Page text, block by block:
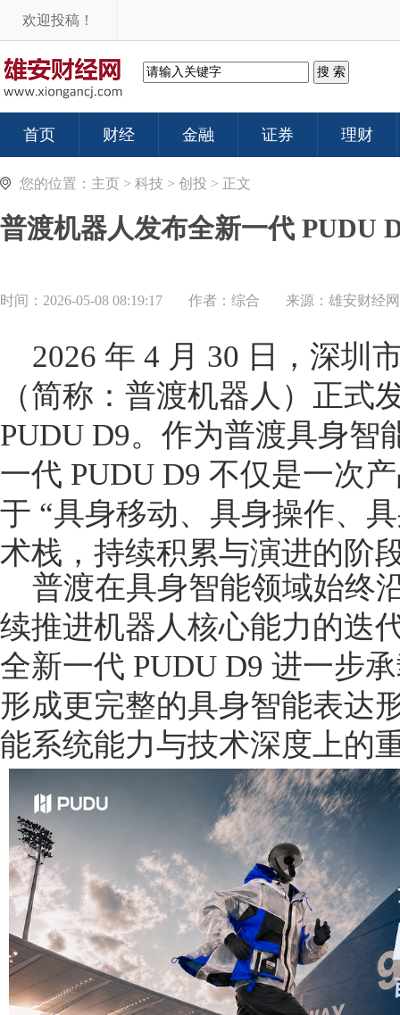
欢迎投稿！
首页 财经 金融 证券 理财
您的位置： 主页 > 科技 > 创投 > 正文
普渡机器人发布全新一代 PUDU
时间：2026-05-08 08:19:17 作者：综合 来源： 雄安财经网
2026 年 4 月 30 日，深圳
（简称：普渡机器人）正式
PUDU D9。作为普渡具身智
一代 PUDU D9 不仅是一次
于 “具身移动、具身操作、
术栈，持续积累与演进的阶
普渡在具身智能领域始终
续推进机器人核心能力的迭
全新一代 PUDU D9 进一步
形成更完整的具身智能表达
能系统能力与技术深度上的